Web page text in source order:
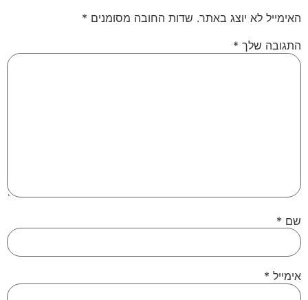
האימייל לא יוצג באתר. שדות החובה מסומנים *
התגובה שלך *
שם *
אימייל *